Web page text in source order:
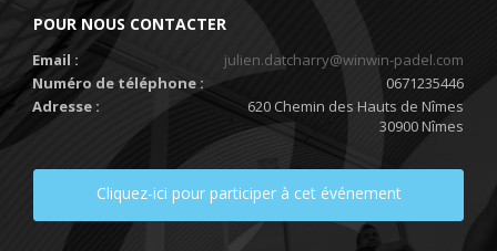
POUR NOUS CONTACTER
Email :
julien.datcharry@winwin-padel.com
Numéro de téléphone :
0671235446
Adresse :
620 Chemin des Hauts de Nîmes
30900 Nîmes
Cliquez-ici pour participer à cet événement